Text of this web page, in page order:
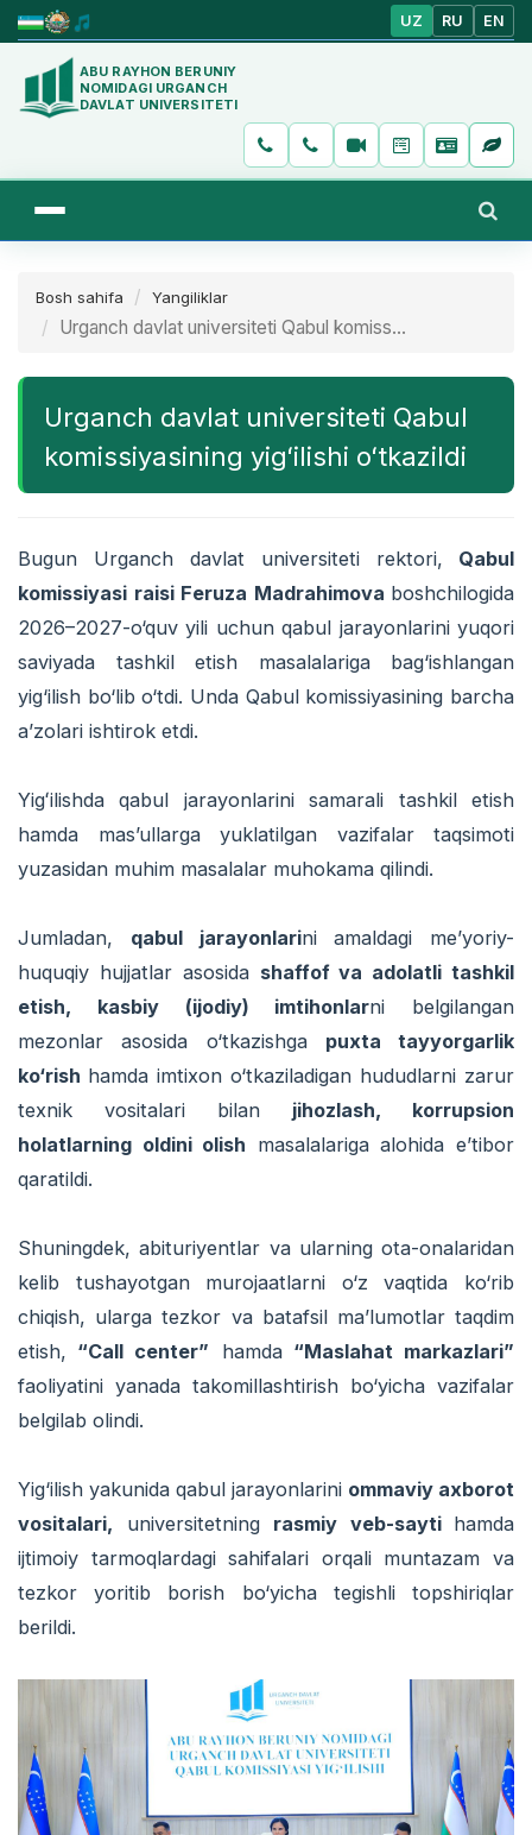
UZ RU EN
ABU RAYHON BERUNIY
NOMIDAGI URGANCH
DAVLAT UNIVERSITETI
Bosh sahifa Yangiliklar
Urganch davlat universiteti Qabul komiss...
Urganch davlat universiteti Qabul
komissiyasining yigʻilishi oʻtkazildi
Bugun Urganch davlat universiteti rektori, Qabul
komissiyasi raisi Feruza Madrahimova boshchilogida
2026–2027-o‘quv yili uchun qabul jarayonlarini yuqori
saviyada tashkil etish masalalariga bag‘ishlangan
yig‘ilish bo‘lib o‘tdi. Unda Qabul komissiyasining barcha
a’zolari ishtirok etdi.
Yigʻilishda qabul jarayonlarini samarali tashkil etish
hamda mas’ullarga yuklatilgan vazifalar taqsimoti
yuzasidan muhim masalalar muhokama qilindi.
Jumladan, qabul jarayonlarini amaldagi me’yoriy-
huquqiy hujjatlar asosida shaffof va adolatli tashkil
etish, kasbiy (ijodiy) imtihonlarni belgilangan
mezonlar asosida o‘tkazishga puxta tayyorgarlik
ko‘rish hamda imtixon o‘tkaziladigan hududlarni zarur
texnik vositalari bilan jihozlash, korrupsion
holatlarning oldini olish masalalariga alohida e’tibor
qaratildi.
Shuningdek, abituriyentlar va ularning ota-onalaridan
kelib tushayotgan murojaatlarni o‘z vaqtida ko‘rib
chiqish, ularga tezkor va batafsil ma’lumotlar taqdim
etish, “Call center” hamda“Maslahat markazlari”
faoliyatini yanada takomillashtirish bo‘yicha vazifalar
belgilab olindi.
Yig‘ilish yakunida qabul jarayonlarini ommaviy axborot
vositalari, universitetning rasmiy veb-sayti hamda
ijtimoiy tarmoqlardagi sahifalari orqali muntazam va
tezkor yoritib borish bo‘yicha tegishli topshiriqlar
berildi.